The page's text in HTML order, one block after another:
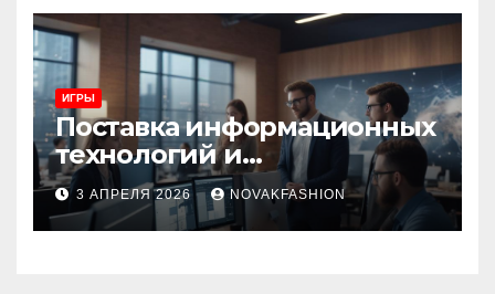
ИГРЫ
Поставка информационных
технологий и
инновационные решения
3 АПРЕЛЯ 2026 NOVAKFASHION